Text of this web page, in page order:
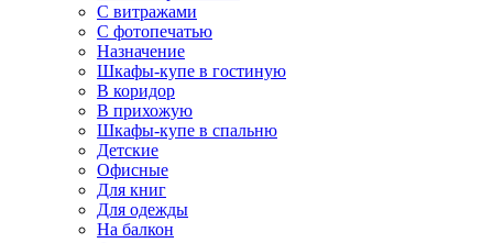
С витражами
С фотопечатью
Назначение
Шкафы-купе в гостиную
В коридор
В прихожую
Шкафы-купе в спальню
Детские
Офисные
Для книг
Для одежды
На балкон